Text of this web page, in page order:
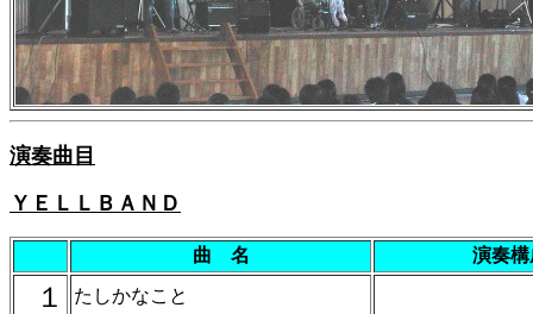
演奏曲目
ＹＥＬＬＢＡＮＤ
曲 名 演奏構
１ たしかなこと